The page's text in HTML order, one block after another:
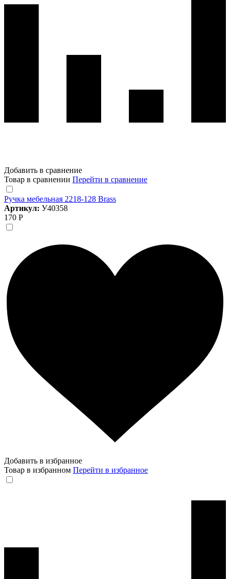
Добавить в сравнение
Товар в сравнении Перейти в сравнение
Ручка мебельная 2218-128 Brass
Артикул: У40358
170 Р
Добавить в избранное
Товар в избранном Перейти в избранное